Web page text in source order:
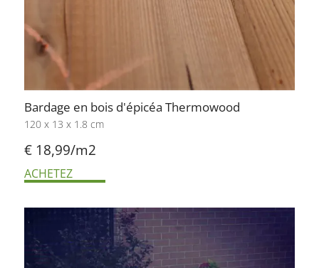
Bardage en bois d'épicéa Thermowood
120 x 13 x 1.8 cm
€ 18,99/m2
ACHETEZ